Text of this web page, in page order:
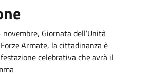
novembre, Giornata dell’Unità
Armate, la cittadinanza è
celebrativa che avrà il